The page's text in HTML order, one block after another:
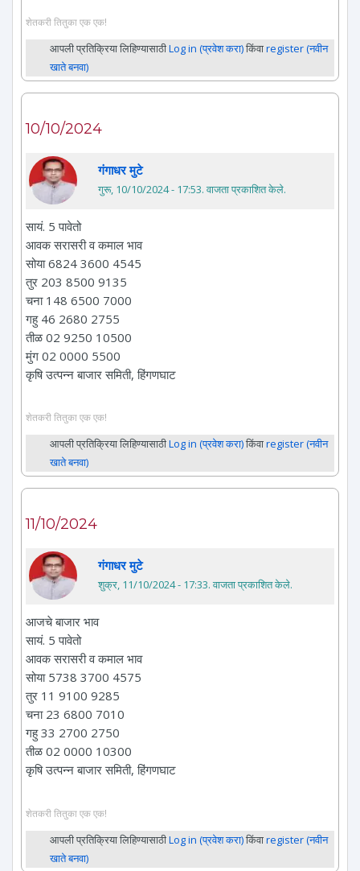
शेतकरी तितुका एक एक!
आपली प्रतिक्रिया लिहिण्यासाठीLog in (प्रवेश करा)किंवाregister (नवीन
खाते बनवा)
10/10/2024
गंगाधर मुटे
गुरू, 10/10/2024 - 17:53. वाजता प्रकाशित केले.
सायं. 5 पावेतो
आवक सरासरी व कमाल भाव
सोया 6824 3600 4545
तुर 203 8500 9135
चना 148 6500 7000
गहु 46 2680 2755
तीळ 02 9250 10500
मुंग 02 0000 5500
कृषि उत्पन्न बाजार समिती, हिंगणघाट
शेतकरी तितुका एक एक!
आपली प्रतिक्रिया लिहिण्यासाठीLog in (प्रवेश करा)किंवाregister (नवीन
खाते बनवा)
11/10/2024
गंगाधर मुटे
शुक्र, 11/10/2024 - 17:33. वाजता प्रकाशित केले.
आजचे बाजार भाव
सायं. 5 पावेतो
आवक सरासरी व कमाल भाव
सोया 5738 3700 4575
तुर 11 9100 9285
चना 23 6800 7010
गहु 33 2700 2750
तीळ 02 0000 10300
कृषि उत्पन्न बाजार समिती, हिंगणघाट
शेतकरी तितुका एक एक!
आपली प्रतिक्रिया लिहिण्यासाठीLog in (प्रवेश करा)किंवाregister (नवीन
खाते बनवा)